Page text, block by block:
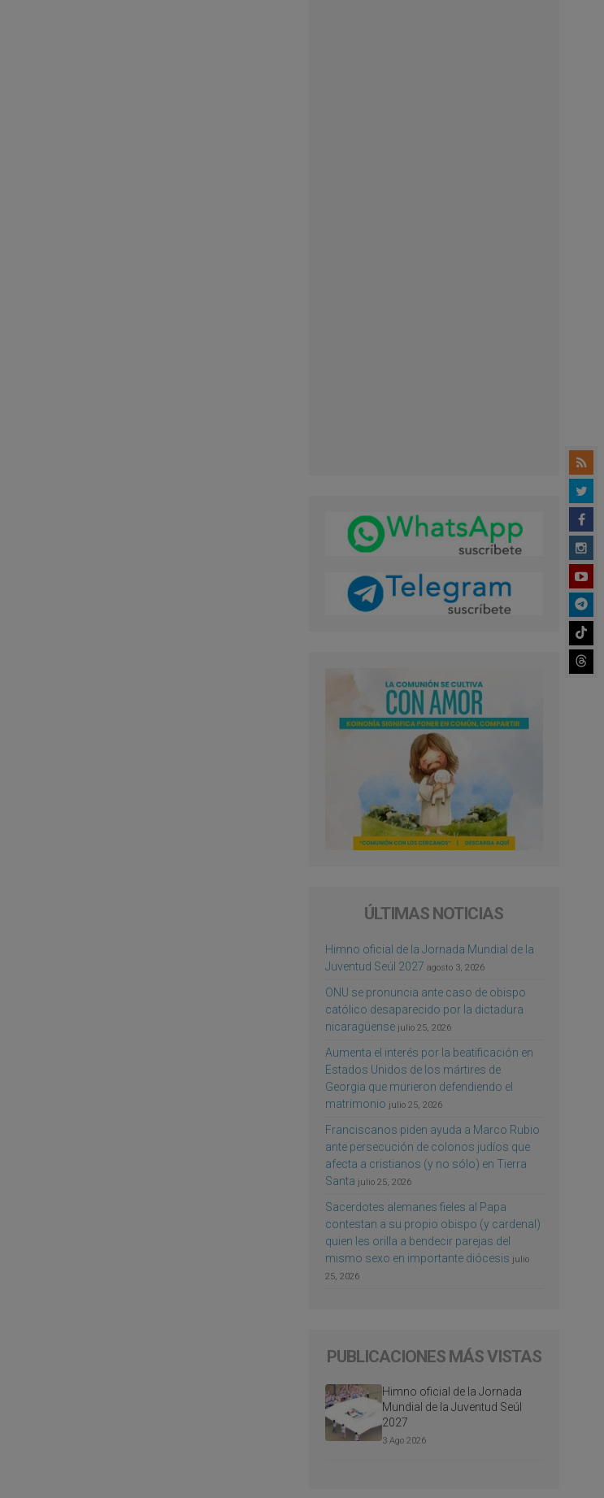
ÚLTIMAS NOTICIAS
Himno oficial de la Jornada Mundial de la
Juventud Seúl 2027 agosto 3, 2026
ONU se pronuncia ante caso de obispo
católico desaparecido por la dictadura
nicaragüense julio 25, 2026
Aumenta el interés por la beatificación en
Estados Unidos de los mártires de
Georgia que murieron defendiendo el
matrimonio julio 25, 2026
Franciscanos piden ayuda a Marco Rubio
ante persecución de colonos judíos que
afecta a cristianos (y no sólo) en Tierra
Santa julio 25, 2026
Sacerdotes alemanes fieles al Papa
contestan a su propio obispo (y cardenal)
quien les orilla a bendecir parejas del
mismo sexo en importante diócesis julio
25, 2026
PUBLICACIONES MÁS VISTAS
Himno oficial de la Jornada
Mundial de la Juventud Seúl
2027
3 Ago 2026